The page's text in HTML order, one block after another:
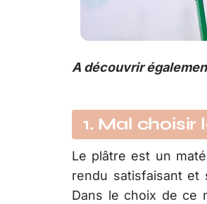
A découvrir
1. Mal choisir
Le plâtre est un
rendu satisfaisant
Dans le choix de ce